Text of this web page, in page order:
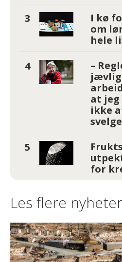
I kø
om
hele
–
jævlig
at
ikke
for
Les flere